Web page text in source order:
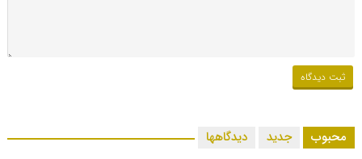
محبوب جدید دیدگاهها